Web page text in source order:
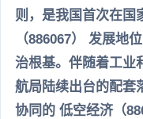
则，是我国首次在国
（886067） 发展地
治根基。伴随着工业
航局陆续出台的配套
协同的 低空经济（